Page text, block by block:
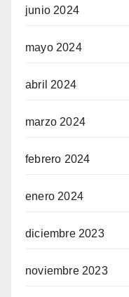
junio 2024
mayo 2024
abril 2024
marzo 2024
febrero 2024
enero 2024
diciembre 2023
noviembre 2023